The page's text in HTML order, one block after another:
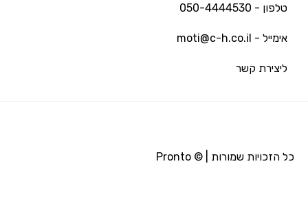
טלפון - 050-4444530
אימייל - moti@c-h.co.il
ליצירת קשר
כל הזכויות שמורות | © Pronto